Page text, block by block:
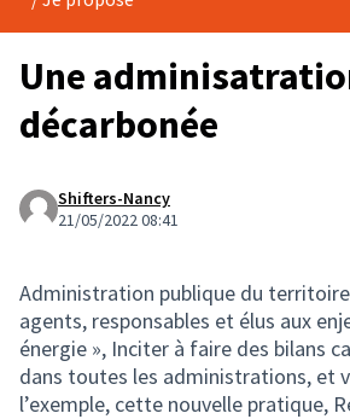
Une
décarbonée
Shifters-Nancy
21/05/2022 08:41
Administration publique du
agents, responsables et élus aux
énergie », Inciter à faire des bilans
dans toutes les administrations, et
l’exemple, cette nouvelle pratique,